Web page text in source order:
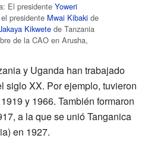
El presidente Yoweri
presidente Mwai Kibaki de
Kikwete de Tanzania
de la CAO en Arusha,
y Uganda han trabajado
siglo XX. Por ejemplo, tuvieron
y 1966. También formaron
a la que se unió Tanganica
en 1927.